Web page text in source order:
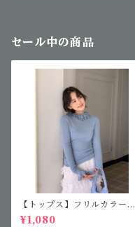
セール中の商品
【トップス】フリルカラーニ
ット
¥1,080